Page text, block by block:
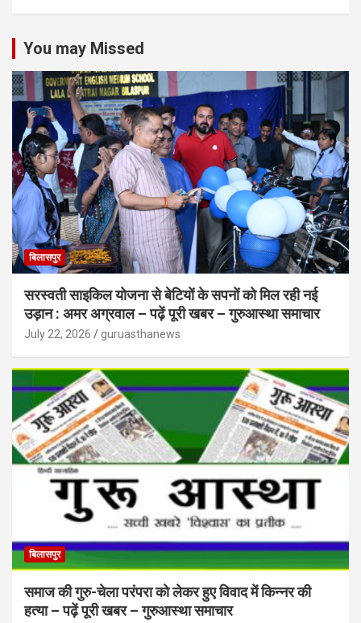
You may Missed
बिलासपुर
सरस्वती साइकिल योजना से बेटियों के सपनों को मिल रही नई
उड़ान : अमर अग्रवाल – पढ़ें पूरी खबर – गुरुआस्था समाचार
July 22, 2026 guruasthanews
बिलासपुर
समाज की गुरु-चेला परंपरा को लेकर हुए विवाद में किन्नर की
हत्या – पढ़ें पूरी खबर – गुरुआस्था समाचार